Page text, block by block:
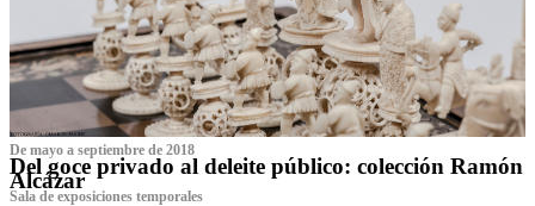
De mayo a septiembre de 2018
Del goce privado al deleite público: colección Ramón
Alcázar
Sala de exposiciones temporales